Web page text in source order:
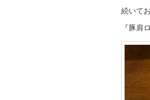
続いて
『豚